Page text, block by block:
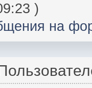
)
на